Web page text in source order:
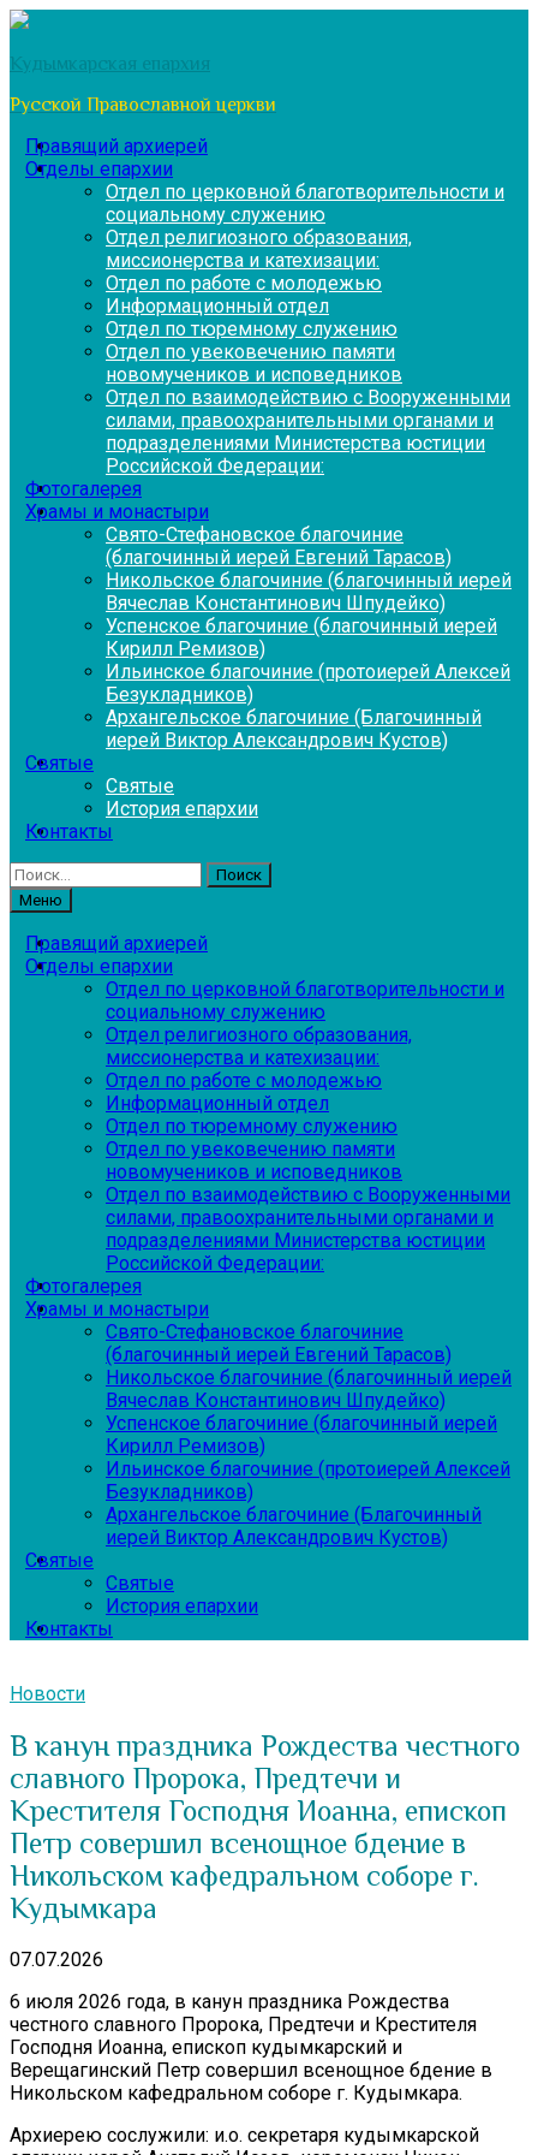
Перейти
содержимому
Кудымкарская епархия
Русской Православной церкви
Правящий архиерей
Отделы епархии
Отдел по церковной благотворительности и
социальному служению
Отдел религиозного образования,
миссионерства и катехизации:
Отдел по работе с молодежью
Информационный отдел
Отдел по тюремному служению
Отдел по увековечению памяти
новомучеников и исповедников
Отдел по взаимодействию с Вооруженными
силами, правоохранительными органами и
подразделениями Министерства юстиции
Российской Федерации:
Фотогалерея
Храмы и монастыри
Свято-Стефановское благочиние
(благочинный иерей Евгений Тарасов)
Никольское благочиние (благочинный иерей
Вячеслав Константинович Шпудейко)
Успенское благочиние (благочинный иерей
Кирилл Ремизов)
Ильинское благочиние (протоиерей Алексей
Безукладников)
Архангельское благочиние (Благочинный
иерей Виктор Александрович Кустов)
Святые
Святые
История епархии
Контакты
Найти:
Меню
Правящий архиерей
Отделы епархии
Отдел по церковной благотворительности и
социальному служению
Отдел религиозного образования,
миссионерства и катехизации:
Отдел по работе с молодежью
Информационный отдел
Отдел по тюремному служению
Отдел по увековечению памяти
новомучеников и исповедников
Отдел по взаимодействию с Вооруженными
силами, правоохранительными органами и
подразделениями Министерства юстиции
Российской Федерации:
Фотогалерея
Храмы и монастыри
Свято-Стефановское благочиние
(благочинный иерей Евгений Тарасов)
Никольское благочиние (благочинный иерей
Вячеслав Константинович Шпудейко)
Успенское благочиние (благочинный иерей
Кирилл Ремизов)
Ильинское благочиние (протоиерей Алексей
Безукладников)
Архангельское благочиние (Благочинный
иерей Виктор Александрович Кустов)
Святые
Святые
История епархии
Контакты
Новости
В канун праздника Рождества честного
славного Пророка, Предтечи и
Крестителя Господня Иоанна, епископ
Петр совершил всенощное бдение в
Никольском кафедральном соборе г.
Кудымкара
07.07.2026
6 июля 2026 года, в канун праздника Рождества
честного славного Пророка, Предтечи и Крестителя
Господня Иоанна, епископ кудымкарский и
Верещагинский Петр совершил всенощное бдение в
Никольском кафедральном соборе г. Кудымкара.
Архиерею сослужили: и.о. секретаря кудымкарской